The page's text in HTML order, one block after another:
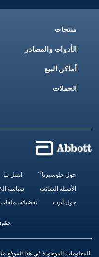
منتجات
الأدوات والمصادر
أماكن البيع
الحملات
حول جلوسيرنا® اتصل بنا
الأسئلة الشائعة
سياسة
حول أبوت
تفضيلات ملفات
.المعلومات الموجودة في هذا الموقع